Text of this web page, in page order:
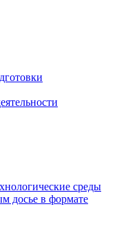
среды
досье в формате